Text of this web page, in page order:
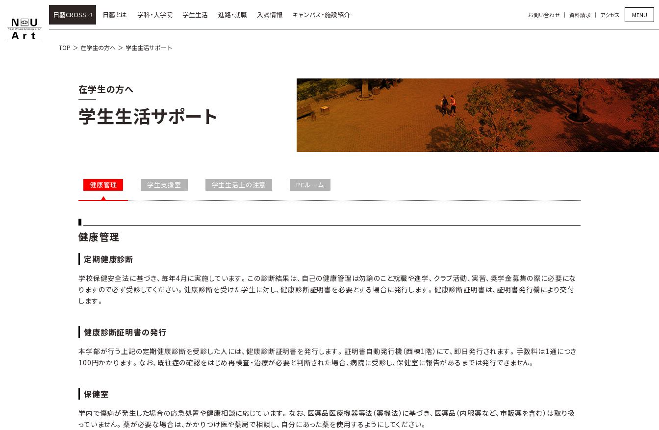
日藝CROSS 日藝とは 学科・大学院 学生生活 進路・就職 入試情報 キャンパス・施設紹介 お問い合わせ 資料請求 アクセス MENU
TOP 在学生の方へ 学生生活サポート
在学生の方へ
学生生活サポート
健康管理 学生支援室 学生生活上の注意 PCルーム
健康管理
定期健康診断
学校保健安全法に基づき、毎年4月に実施しています。この診断結果は、自己の健康管理は勿論のこと就職や進学、クラブ活動、実習、奨学金募集の際に必要にな
りますので必ず受診してください。健康診断を受けた学生に対し、健康診断証明書を必要とする場合に発行します。健康診断証明書は、証明書発行機により交付
します。
健康診断証明書の発行
本学部が行う上記の定期健康診断を受診した人には、健康診断証明書を発行します。証明書自動発行機（西棟1階）にて、即日発行されます。手数料は1通につき
100円かかります。なお、既往症の確認をはじめ再検査・治療が必要と判断された場合、病院に受診し、保健室に報告があるまでは発行できません。
保健室
学内で傷病が発生した場合の応急処置や健康相談に応じています。なお、医薬品医療機器等法（薬機法）に基づき、医薬品（内服薬など、市販薬を含む）は取り扱
っていません。薬が必要な場合は、かかりつけ医や薬局で相談し、自分にあった薬を使用するようにしてください。